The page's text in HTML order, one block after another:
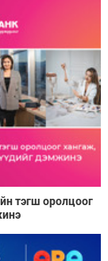
тэгш оролцоог